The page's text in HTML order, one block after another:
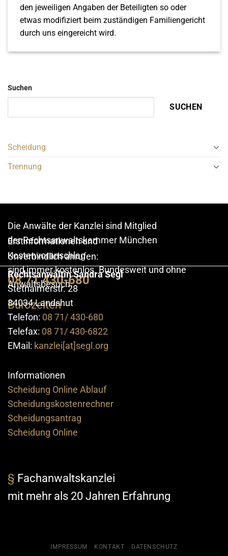
den jeweiligen Angaben der Beteiligten so oder
etwas modifiziert beim zuständigen Familiengericht
durch uns eingereicht wird.
Suchen
SUCHEN
Scheidung
Trennung
Die Anwälte der Kanzlei sind Mitglied
derRechtsanwaltskammer München
Erstinformationen und
Kostenvoranschlag
sind immer kostenlos. Bundesweit und ohne
Anwaltsbesuch.
Unverbindlich anrufen:
08 71 430-680
Bürozeiten
Rechtsanwältin Sandra Segl
Stethaimerstr. 28
84034 Landshut
Telefon: 08 71/ 430-680
Telefax: 08 71/ 430-6822
EMail: kanzlei[at]segl.org
Informationen
Scheidung Online Ablauf
Scheidungskostenrechner
Scheidungsantrag
Scheidung Online
§ Fachanwaltskanzlei
mit mehr als 20 Jahren Erfahrung
IMPRESSUM KONTAKT DATENSCHUTZ